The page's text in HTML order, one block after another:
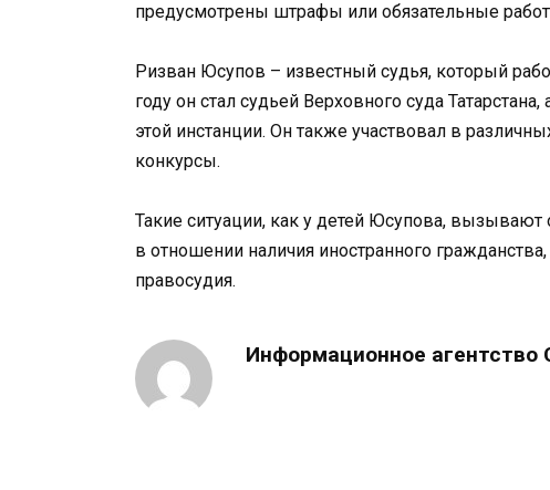
предусмотрены штрафы или обязательные
Ризван Юсупов – известный судья, который
году он стал судьей Верховного суда
этой инстанции. Он также участвовал в
конкурсы.
Такие ситуации, как у детей Юсупова,
в отношении наличия иностранного
правосудия.
Информационное